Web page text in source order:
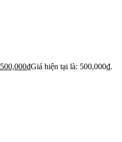
500,000₫Giá hiện tại là: 500,000₫.